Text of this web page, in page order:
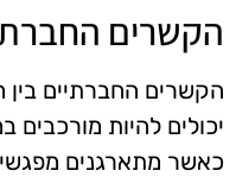
הקשרים
הקשרים החברתיים
יכולים להיות
כאשר מתארגנים